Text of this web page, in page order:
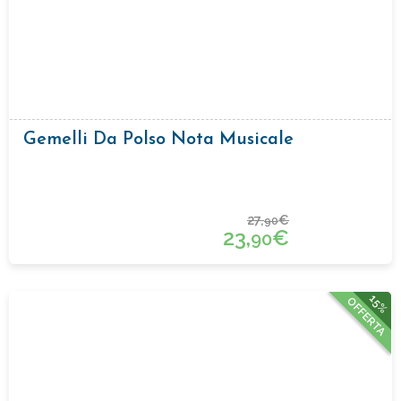
Gemelli Da Polso Nota Musicale
27,90€
23,90€
15%
OFFERTA